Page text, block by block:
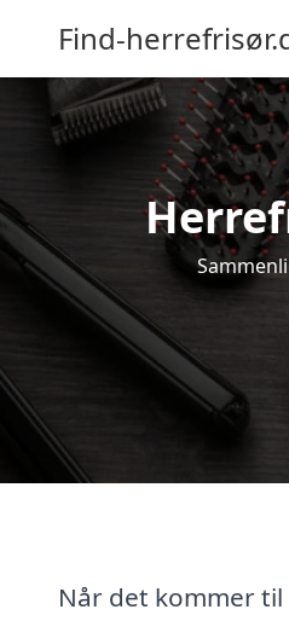
Find-
Når det kommer